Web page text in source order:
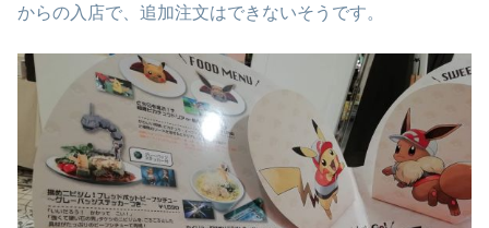
からの入店で、追加注文はできないそうです。